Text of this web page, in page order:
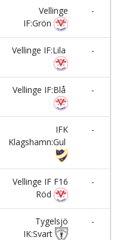
Vellinge
IF:Grön
-
Vellinge IF:Lila
-
Vellinge IF:Blå
-
IFK
Klagshamn:Gul
-
Vellinge IF F16
Röd
-
Tygelsjö
IK:Svart
-